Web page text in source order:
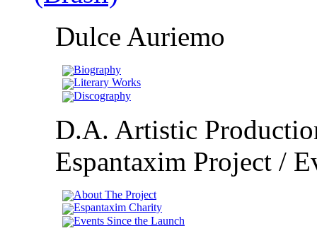
Dulce Auriemo
Biography
Literary Works
Discography
D.A. Artistic
Espantaxim Project /
About The Project
Espantaxim Charity
Events Since the Launch